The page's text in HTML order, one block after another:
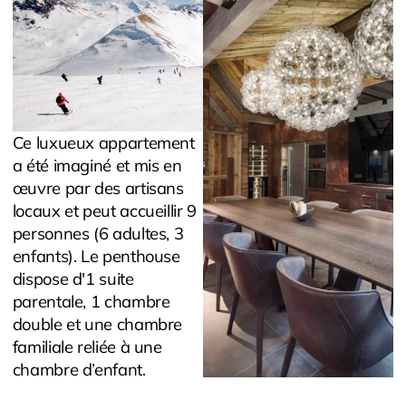
Ce luxueux appartement
a été imaginé et mis en
œuvre par des artisans
locaux et peut accueillir 9
personnes (6 adultes, 3
enfants). Le penthouse
dispose d'1 suite
parentale, 1 chambre
double et une chambre
familiale reliée à une
chambre d’enfant.